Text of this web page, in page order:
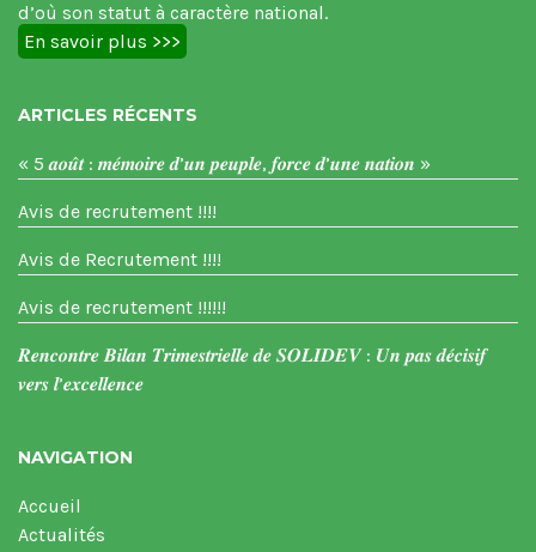
d’où son statut à caractère national.
En savoir plus >>>
ARTICLES RÉCENTS
« 5 𝒂𝒐𝒖̂𝒕 : 𝒎𝒆́𝒎𝒐𝒊𝒓𝒆 𝒅’𝒖𝒏 𝒑𝒆𝒖𝒑𝒍𝒆, 𝒇𝒐𝒓𝒄𝒆 𝒅’𝒖𝒏𝒆 𝒏𝒂𝒕𝒊𝒐𝒏 »
Avis de recrutement !!!!
Avis de Recrutement !!!!
Avis de recrutement !!!!!!
𝑹𝒆𝒏𝒄𝒐𝒏𝒕𝒓𝒆 𝑩𝒊𝒍𝒂𝒏 𝑻𝒓𝒊𝒎𝒆𝒔𝒕𝒓𝒊𝒆𝒍𝒍𝒆 𝒅𝒆 𝑺𝑶𝑳𝑰𝑫𝑬𝑽 : 𝑼𝒏 𝒑𝒂𝒔 𝒅𝒆́𝒄𝒊𝒔𝒊𝒇
𝒗𝒆𝒓𝒔 𝒍’𝒆𝒙𝒄𝒆𝒍𝒍𝒆𝒏𝒄𝒆
NAVIGATION
Accueil
Actualités